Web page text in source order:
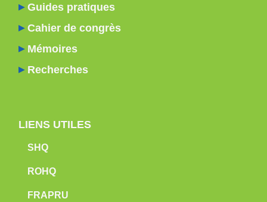
Guides pratiques
Cahier de congrès
Mémoires
Recherches
LIENS UTILES
SHQ
ROHQ
FRAPRU